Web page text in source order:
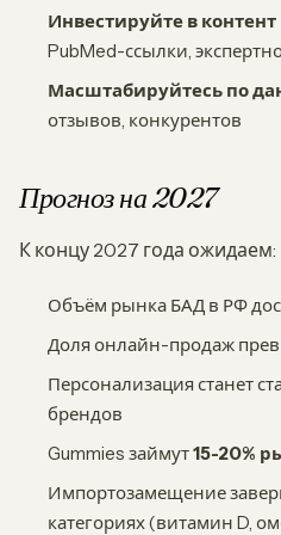
Инвестируйте в контент
PubMed-ссылки,
Масштабируйтесь по
отзывов, конкурентов
Прогноз на 2027
К концу 2027 года ожидаем:
Объём рынка БАД в РФ
Доля онлайн-продаж
Персонализация станет
брендов
Gummies займут15-20%
Импортозамещение
категориях (витамин D,